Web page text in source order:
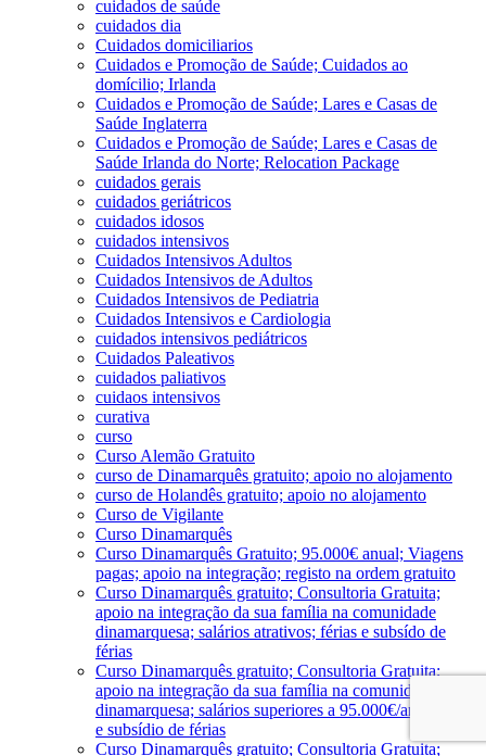
cuidados de saúde
cuidados dia
Cuidados domiciliarios
Cuidados e Promoção de Saúde; Cuidados ao
domícilio; Irlanda
Cuidados e Promoção de Saúde; Lares e Casas de
Saúde Inglaterra
Cuidados e Promoção de Saúde; Lares e Casas de
Saúde Irlanda do Norte; Relocation Package
cuidados gerais
cuidados geriátricos
cuidados idosos
cuidados intensivos
Cuidados Intensivos Adultos
Cuidados Intensivos de Adultos
Cuidados Intensivos de Pediatria
Cuidados Intensivos e Cardiologia
cuidados intensivos pediátricos
Cuidados Paleativos
cuidados paliativos
cuidaos intensivos
curativa
curso
Curso Alemão Gratuito
curso de Dinamarquês gratuito; apoio no alojamento
curso de Holandês gratuito; apoio no alojamento
Curso de Vigilante
Curso Dinamarquês
Curso Dinamarquês Gratuito; 95.000€ anual; Viagens
pagas; apoio na integração; registo na ordem gratuito
Curso Dinamarquês gratuito; Consultoria Gratuita;
apoio na integração da sua família na comunidade
dinamarquesa; salários atrativos; férias e subsído de
férias
Curso Dinamarquês gratuito; Consultoria Gratuita;
apoio na integração da sua família na comunidade
dinamarquesa; salários superiores a 95.000€/ano; férias
e subsídio de férias
Curso Dinamarquês gratuito; Consultoria Gratuita;